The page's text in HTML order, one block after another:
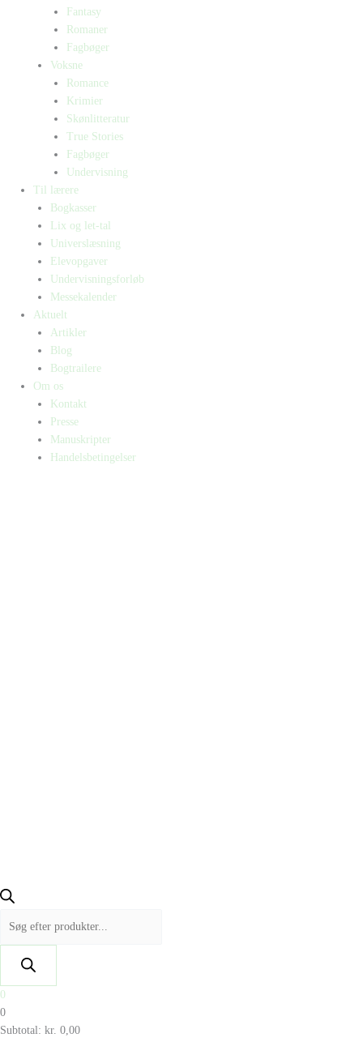
Fantasy
Romaner
Fagbøger
Voksne
Romance
Krimier
Skønlitteratur
True Stories
Fagbøger
Undervisning
Til lærere
Bogkasser
Lix og let-tal
Universlæsning
Elevopgaver
Undervisningsforløb
Messekalender
Aktuelt
Artikler
Blog
Bogtrailere
Om os
Kontakt
Presse
Manuskripter
Handelsbetingelser
0
0
Subtotal: kr. 0,00